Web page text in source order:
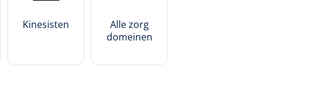
Kinesisten
Alle zorg
domeinen